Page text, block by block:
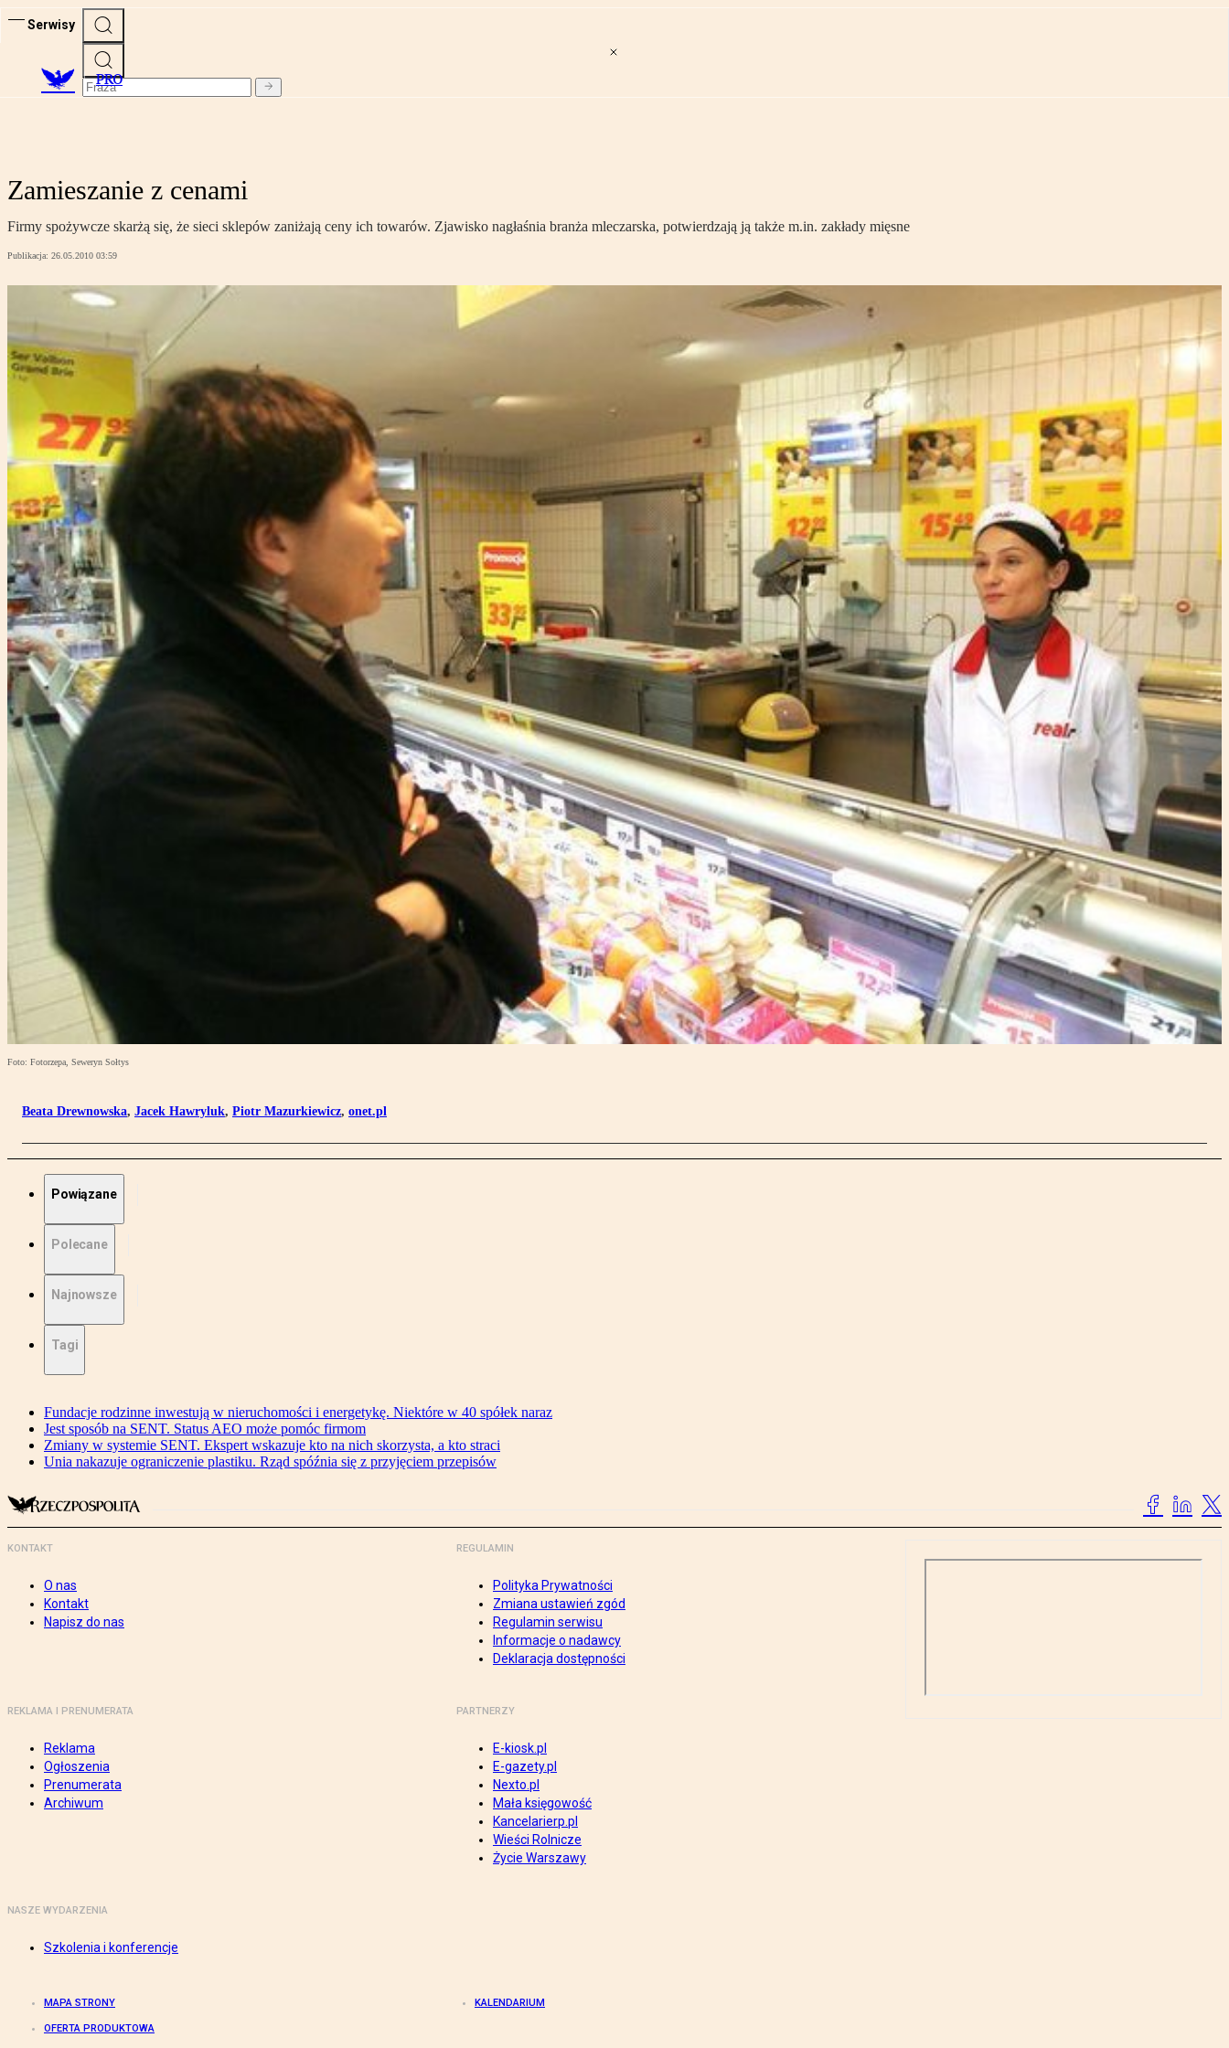
Serwisy
PRO
Zamieszanie z cenami
Firmy spożywcze skarżą się, że sieci sklepów zaniżają ceny ich towarów. Zjawisko nagłaśnia branża mleczarska, potwierdzają ją także m.in. zakłady mięsne
Publikacja: 26.05.2010 03:59
Foto: Fotorzepa, Seweryn Sołtys
Beata Drewnowska, Jacek Hawryluk, Piotr Mazurkiewicz, onet.pl
Powiązane
Polecane
Najnowsze
Tagi
Fundacje rodzinne inwestują w nieruchomości i energetykę. Niektóre w 40 spółek naraz
Jest sposób na SENT. Status AEO może pomóc firmom
Zmiany w systemie SENT. Ekspert wskazuje kto na nich skorzysta, a kto straci
Unia nakazuje ograniczenie plastiku. Rząd spóźnia się z przyjęciem przepisów
KONTAKT
O nas
Kontakt
Napisz do nas
REGULAMIN
Polityka Prywatności
Zmiana ustawień zgód
Regulamin serwisu
Informacje o nadawcy
Deklaracja dostępności
REKLAMA I PRENUMERATA
Reklama
Ogłoszenia
Prenumerata
Archiwum
PARTNERZY
E-kiosk.pl
E-gazety.pl
Nexto.pl
Mała księgowość
Kancelarierp.pl
Wieści Rolnicze
Życie Warszawy
NASZE WYDARZENIA
Szkolenia i konferencje
MAPA STRONY KALENDARIUM
OFERTA PRODUKTOWA